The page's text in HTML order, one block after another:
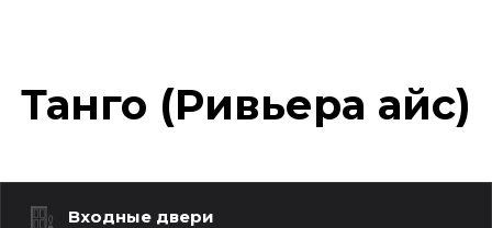
Танго (Ривьера айс)
Входные двери